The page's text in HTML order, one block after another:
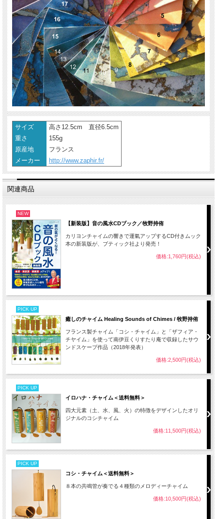
サイズ
高さ12.5cm 直径6.5cm
重さ
155g
原産地
フランス
メーカー
http://www.zaphir.fr/
関連商品
NEW
【新装版】音の風水CDブック／牧野持侑
カリヨンチャイムの響きで運氣アップするCD付きムック
本の新装版が、ブティック社より発売！
価格:1,760円(税込)
PICK UP
癒しのチャイム Healing Sounds of Chimes / 牧野持侑
フランス製チャイム「コシ・チャイム」と「ザフィア・
チヤイム」を使って南伊豆くりすたり庵で収録したサウ
ンドスケープ作品（2018年発表）
価格:2,500円(税込)
PICK UP
イロハナ・チャイム＜送料無料＞
四大元素（土、水、風、火）の特徴をデザインしたオリ
ジナルのコシチャイム
価格:11,500円(税込)
PICK UP
コシ・チャイム＜送料無料＞
８本の共鳴管が奏でる４種類のメロディーチャイム
価格:10,500円(税込)